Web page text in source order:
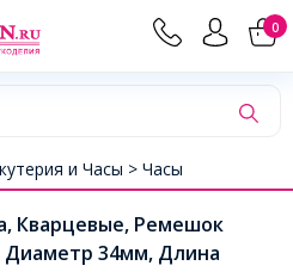
0
и Часы > Часы
Кварцевые, Ремешок
Диаметр 34мм, Длина